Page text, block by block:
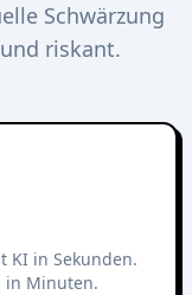
Schwärzung
riskant.
KI in Sekunden.
in Minuten.